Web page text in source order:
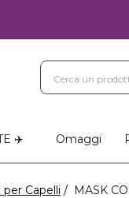
✈️ Omaggi
Capelli MASK